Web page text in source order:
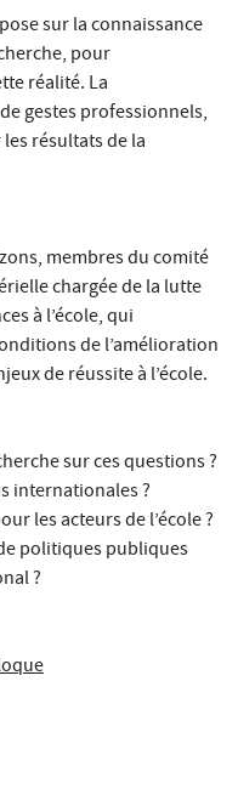
sur la connaissance
pour
réalité. La
gestes professionnels,
résultats de la
membres du comité
chargée de la lutte
à l’école, qui
de l’amélioration
de réussite à l’école.
sur ces questions ?
internationales ?
les acteurs de l’école ?
politiques publiques
?